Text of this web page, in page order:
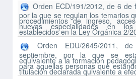
Orden ECD/191/2012, de 6 de
por la que se regulan los temarios
procedimientos de ingreso,
nuevas especialidades en
establecidos en la Ley Orgánica 2/
Orden EDU/2645/2011,
septiembre, por la que se
equivalente a la formación
para aquellas personas que
titulación declarada quivalente a